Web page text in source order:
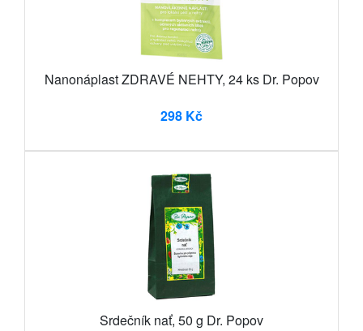
Nanonáplast ZDRAVÉ NEHTY, 24 ks Dr. Popov
298 Kč
Srdečník nať, 50 g Dr. Popov